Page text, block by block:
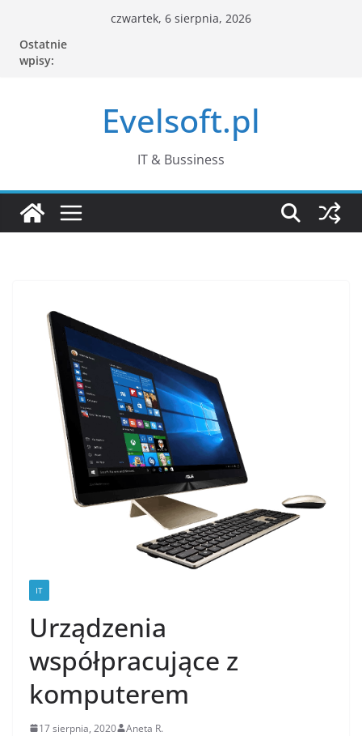
treści
czwartek, 6 sierpnia, 2026
Ostatnie
wpisy:
Evelsoft.pl
IT & Bussiness
IT
Urządzenia
współpracujące z
komputerem
17 sierpnia, 2020 Aneta R.